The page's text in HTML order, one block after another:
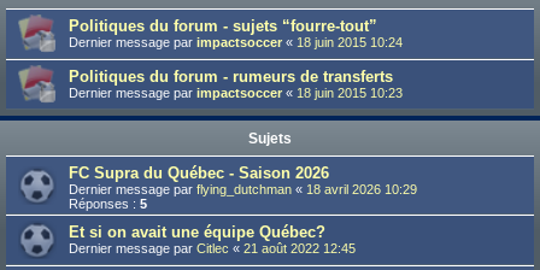
Politiques du forum - sujets “fourre-tout”
Dernier message par impactsoccer « 18 juin 2015 10:24
Politiques du forum - rumeurs de transferts
Dernier message par impactsoccer « 18 juin 2015 10:23
Sujets
FC Supra du Québec - Saison 2026
Dernier message par flying_dutchman « 18 avril 2026 10:29
Réponses : 5
Et si on avait une équipe Québec?
Dernier message par Citlec « 21 août 2022 12:45